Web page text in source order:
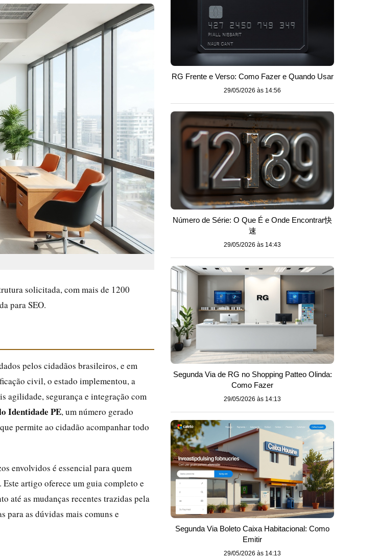
solicitada, com mais de 1200
para SEO.
pelos cidadãos brasileiros, e em
civil, o estado implementou, a
agilidade, segurança e integração com
Identidade PE, um número gerado
permite ao cidadão acompanhar todo
envolvidos é essencial para quem
artigo oferece um guia completo e
até as mudanças recentes trazidas pela
para as dúvidas mais comuns e
RG Frente e Verso: Como Fazer e Quando Usar
29/05/2026 às 14:56
Número de Série: O Que É e Onde Encontrar快
速
29/05/2026 às 14:43
Segunda Via de RG no Shopping Patteo Olinda:
Como Fazer
29/05/2026 às 14:13
Segunda Via Boleto Caixa Habitacional: Como
Emitir
29/05/2026 às 14:13